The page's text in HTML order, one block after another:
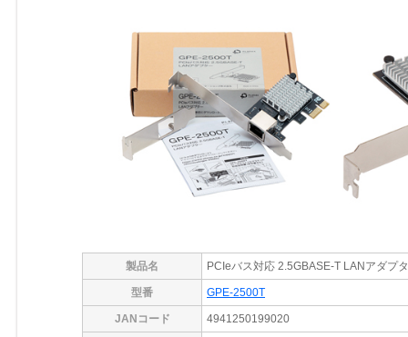
製品名 PCIeバス対応 2.5GBASE-T LANアダプ
型番 GPE-2500T
JANコード 4941250199020